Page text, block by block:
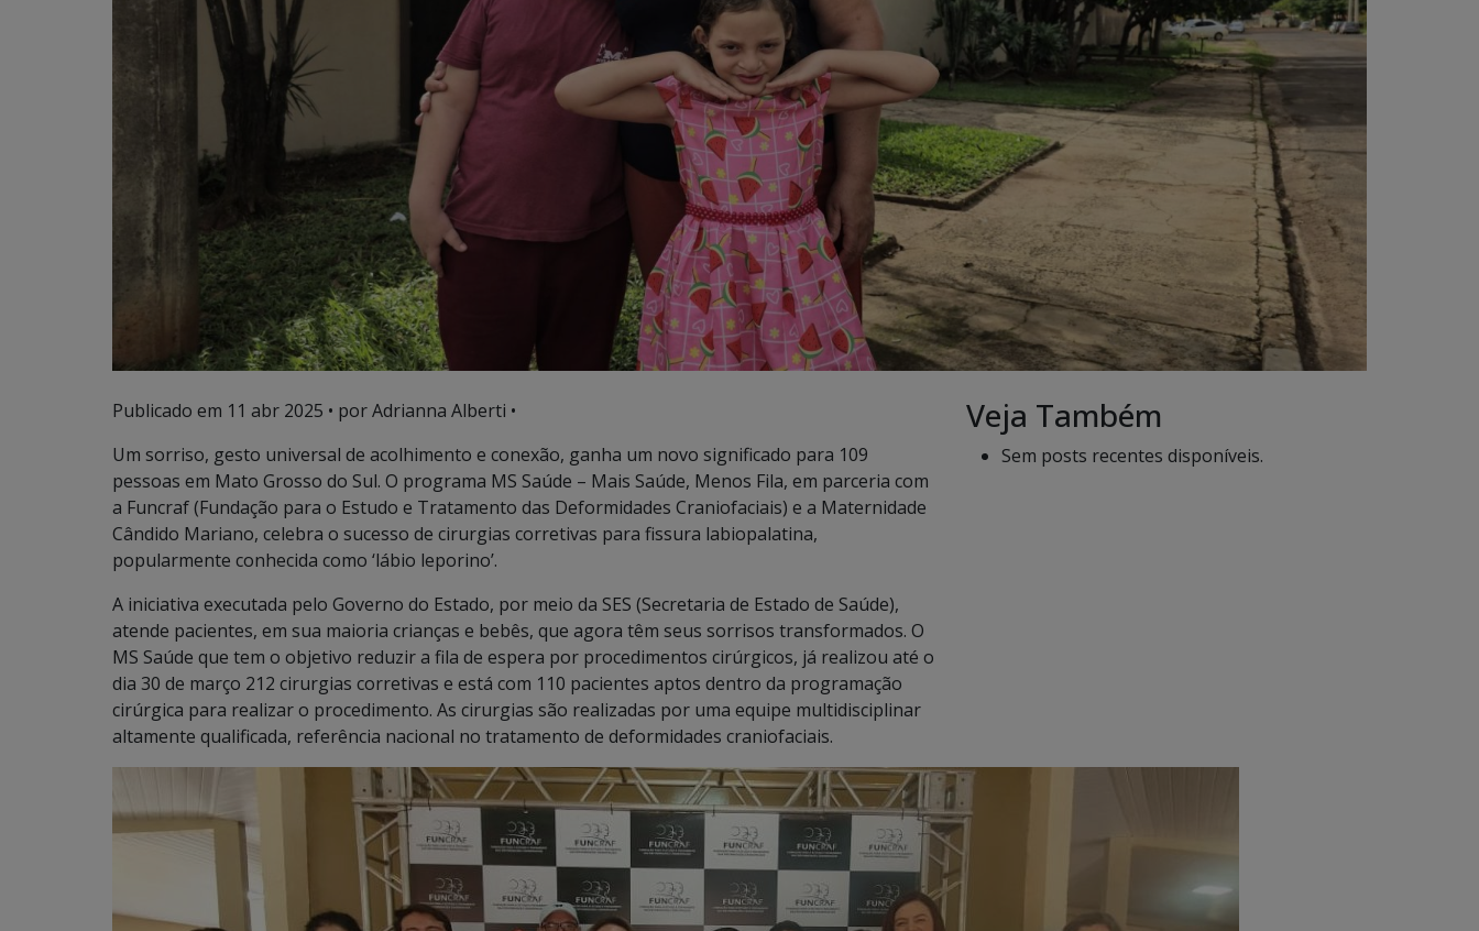
Publicado em 11 abr 2025 • por Adrianna Alberti •
Um sorriso, gesto universal de acolhimento e conexão, ganha um novo significado para 109
pessoas em Mato Grosso do Sul. O programa MS Saúde – Mais Saúde, Menos Fila, em parceria com
a Funcraf (Fundação para o Estudo e Tratamento das Deformidades Craniofaciais) e a Maternidade
Cândido Mariano, celebra o sucesso de cirurgias corretivas para fissura labiopalatina,
popularmente conhecida como ‘lábio leporino’.
A iniciativa executada pelo Governo do Estado, por meio da SES (Secretaria de Estado de Saúde),
atende pacientes, em sua maioria crianças e bebês, que agora têm seus sorrisos transformados. O
MS Saúde que tem o objetivo reduzir a fila de espera por procedimentos cirúrgicos, já realizou até o
dia 30 de março 212 cirurgias corretivas e está com 110 pacientes aptos dentro da programação
cirúrgica para realizar o procedimento. As cirurgias são realizadas por uma equipe multidisciplinar
altamente qualificada, referência nacional no tratamento de deformidades craniofaciais.
Veja Também
Sem posts recentes disponíveis.